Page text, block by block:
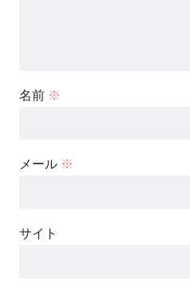
名前 ※
メール ※
サイト